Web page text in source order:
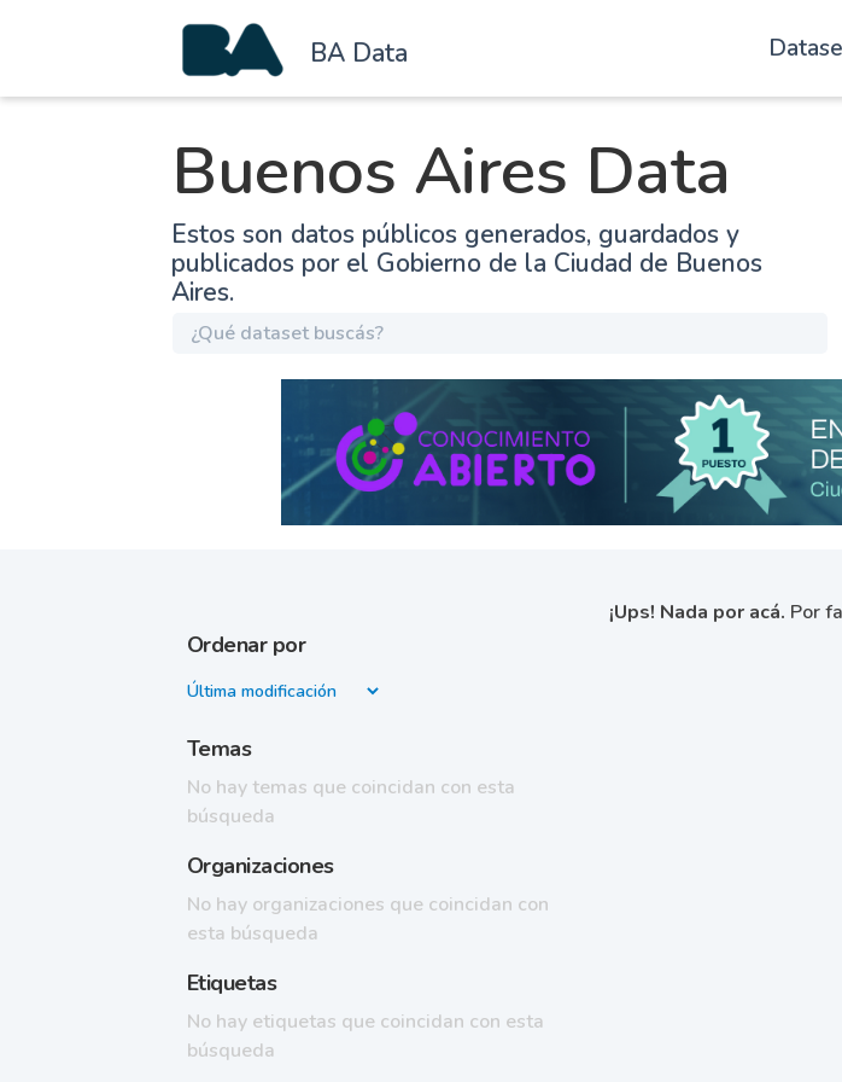
BA Data
Buenos Aires Data
Estos son datos públicos generados, guardados y
publicados por el Gobierno de la Ciudad de Buenos
Aires.
Ordenar por
Temas
No hay temas que coincidan con esta
búsqueda
Organizaciones
No hay organizaciones que coincidan con
esta búsqueda
Etiquetas
No hay etiquetas que coincidan con esta
búsqueda
¡Ups! Nada por acá. Por